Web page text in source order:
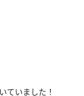
ていました！